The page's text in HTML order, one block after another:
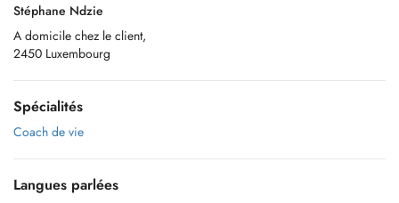
Stéphane Ndzie
A domicile chez le client,
2450 Luxembourg
Spécialités
Coach de vie
Langues parlées